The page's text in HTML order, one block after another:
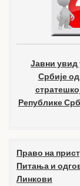
Јавни увид
Србије
Републике
Право на
Питања и
Линкови